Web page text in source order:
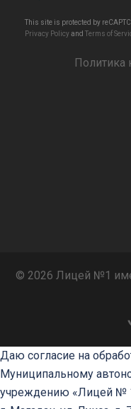
This site is protected by
Privacy Policyand Terms of
Политика
© 2026 Лицей №1
Даю согласие на
Муниципальному
учреждению «Лицей №